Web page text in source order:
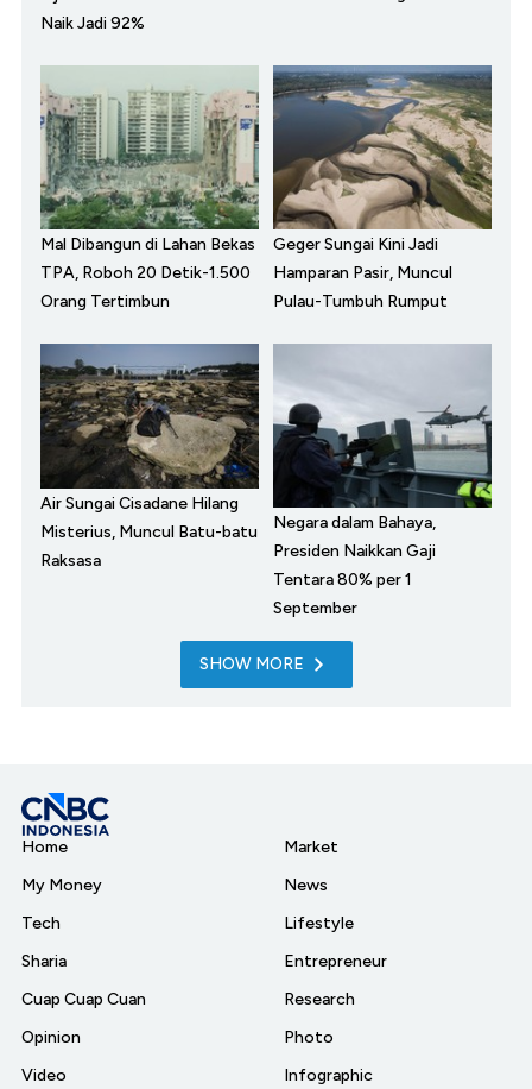
Naik Jadi 92%
Mal Dibangun di Lahan Bekas
TPA, Roboh 20 Detik-1.500
Orang Tertimbun
Geger Sungai Kini Jadi
Hamparan Pasir, Muncul
Pulau-Tumbuh Rumput
Air Sungai Cisadane Hilang
Misterius, Muncul Batu-batu
Raksasa
Negara dalam Bahaya,
Presiden Naikkan Gaji
Tentara 80% per 1
September
SHOW MORE
Home
My Money
Tech
Sharia
Cuap Cuap Cuan
Opinion
Video
Market
News
Lifestyle
Entrepreneur
Research
Photo
Infographic